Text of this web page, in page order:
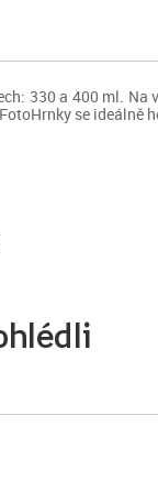
330 a 400 ml.
se ideálně